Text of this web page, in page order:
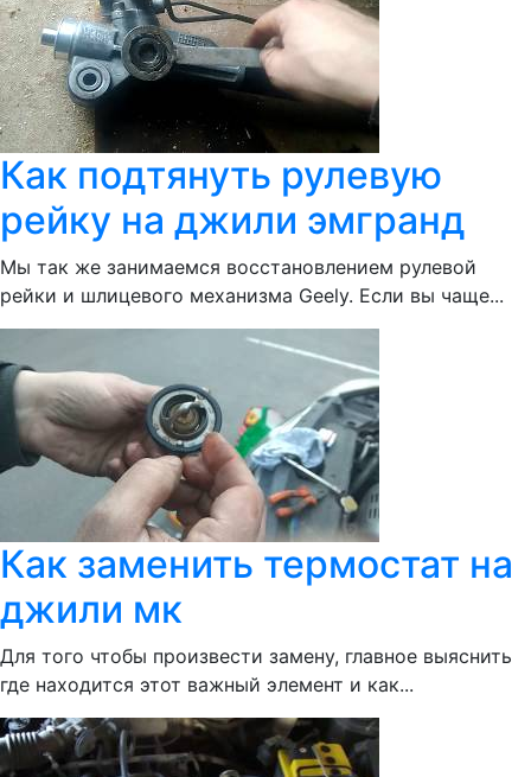
Как подтянуть рулевую
рейку на джили эмгранд
Мы так же занимаемся восстановлением рулевой
рейки и шлицевого механизма Geely. Если вы чаще...
Как заменить термостат на
джили мк
Для того чтобы произвести замену, главное выяснить
где находится этот важный элемент и как...